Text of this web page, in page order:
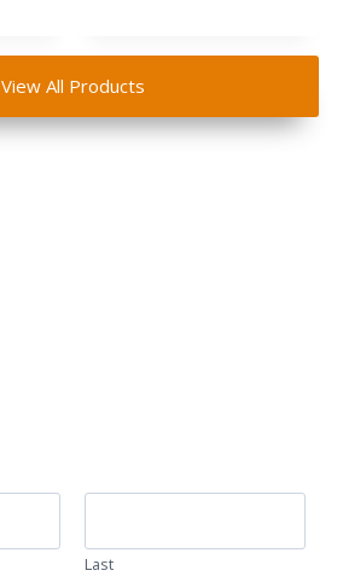
View All Products
Last